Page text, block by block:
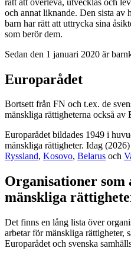
och annat liknande. Den sista av
barn har rätt att uttrycka sina
som berör dem.
Sedan den 1 januari 2020 är
Europarådet
Bortsett från FN och t.ex. de
mänskliga rättigheterna också av
Europarådet bildades 1949 i
mänskliga rättigheter. Idag
Ryssland, Kosovo, Belarus och
Organisationer
mänskliga
Det finns en lång lista över
arbetar för mänskliga rättigheter,
Europarådet och svenska